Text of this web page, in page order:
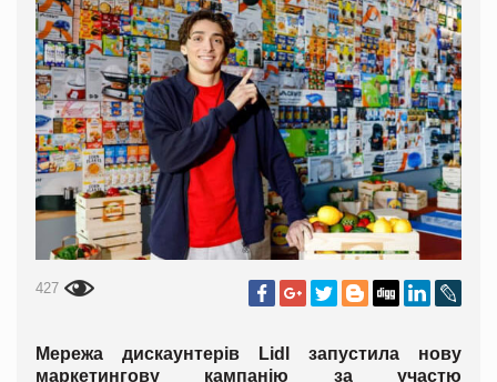
427
Мережа дискаунтерів Lidl запустила нову
маркетингову кампанію за участю